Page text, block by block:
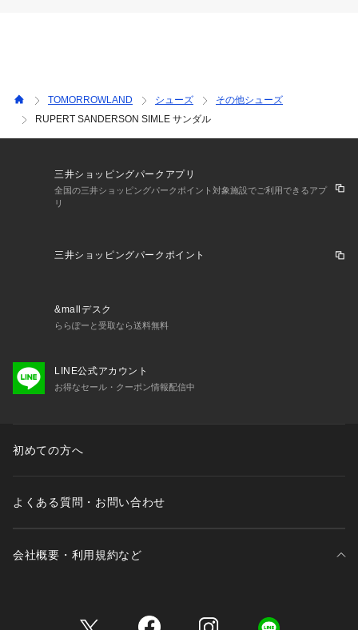
※商品の色味は、商品単体または素材アップ画像をご確認くだ
さい
店舗にお問い合わせの際は、下記の商品番号をお申し付けくだ
※包装紙破損、箱破損につきましては商品に不良が無い場合に
TOMORROWLAND シューズ
その他シューズ
RUPERT SANDERSON SIMLE サンダル
三井ショッピングパークアプリ
全国の三井ショッピングパークポイント対象施設でご利用できるアプ
リ
三井ショッピングパークポイント
&mallデスク
ららぽーと受取なら送料無料
LINE公式アカウント
お得なセール・クーポン情報配信中
初めての方へ
よくある質問・お問い合わせ
会社概要・利用規約など